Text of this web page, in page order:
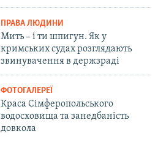
ПРАВА ЛЮДИНИ
Мить – і ти шпигун. Як у
кримських судах розглядають
звинувачення в держзраді
ФОТОГАЛЕРЕЇ
Краса Сімферопольського
водосховища та занедбаність
довкола